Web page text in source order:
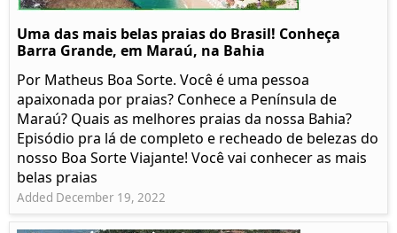
Uma das mais belas praias do Brasil! Conheça
Barra Grande, em Maraú, na Bahia
Por Matheus Boa Sorte. Você é uma pessoa
apaixonada por praias? Conhece a Península de
Maraú? Quais as melhores praias da nossa Bahia?
Episódio pra lá de completo e recheado de belezas do
nosso Boa Sorte Viajante! Você vai conhecer as mais
belas praias
Added December 19, 2022